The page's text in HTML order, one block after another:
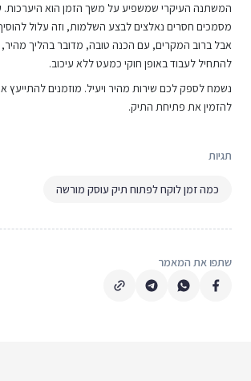
המשתנה העיקרי שמשפיע על משך הזמן הוא היערכות.
מסמכים חסרים נאלצים לבצע השלמות, וזה עלול
אבל ברוב המקרים, עם הכנה טובה, מדובר בהליך
להתחיל לעבוד באופן חוקי כמעט ללא עיכוב.
נשמח לספק לכם שירות מהיר ויעיל. מוזמנים להתייעץ
להזמין את פתיחת התיק.
תגיות
כמה זמן לוקח לפתוח תיק עוסק מורשה
שתפו את המאמר